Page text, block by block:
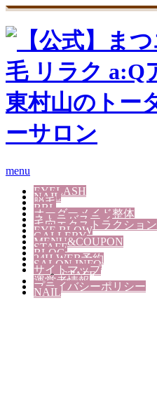
menu
EYELASH
NAIL
脱毛
BBL
オーダーメイド整体
ネトラバスティ
毛穴エクストラクション
EYE BLOW
GALLERY
MENU&COUPON
STAFF
BLOG
24H WEB予約
SALON INFO
サイトマップ
STAFF
運営者情報
プライバシーポリシー
NAIL